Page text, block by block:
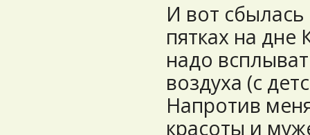
И вот
пятках на дне
надо
воздуха (с
Напротив
красоты и